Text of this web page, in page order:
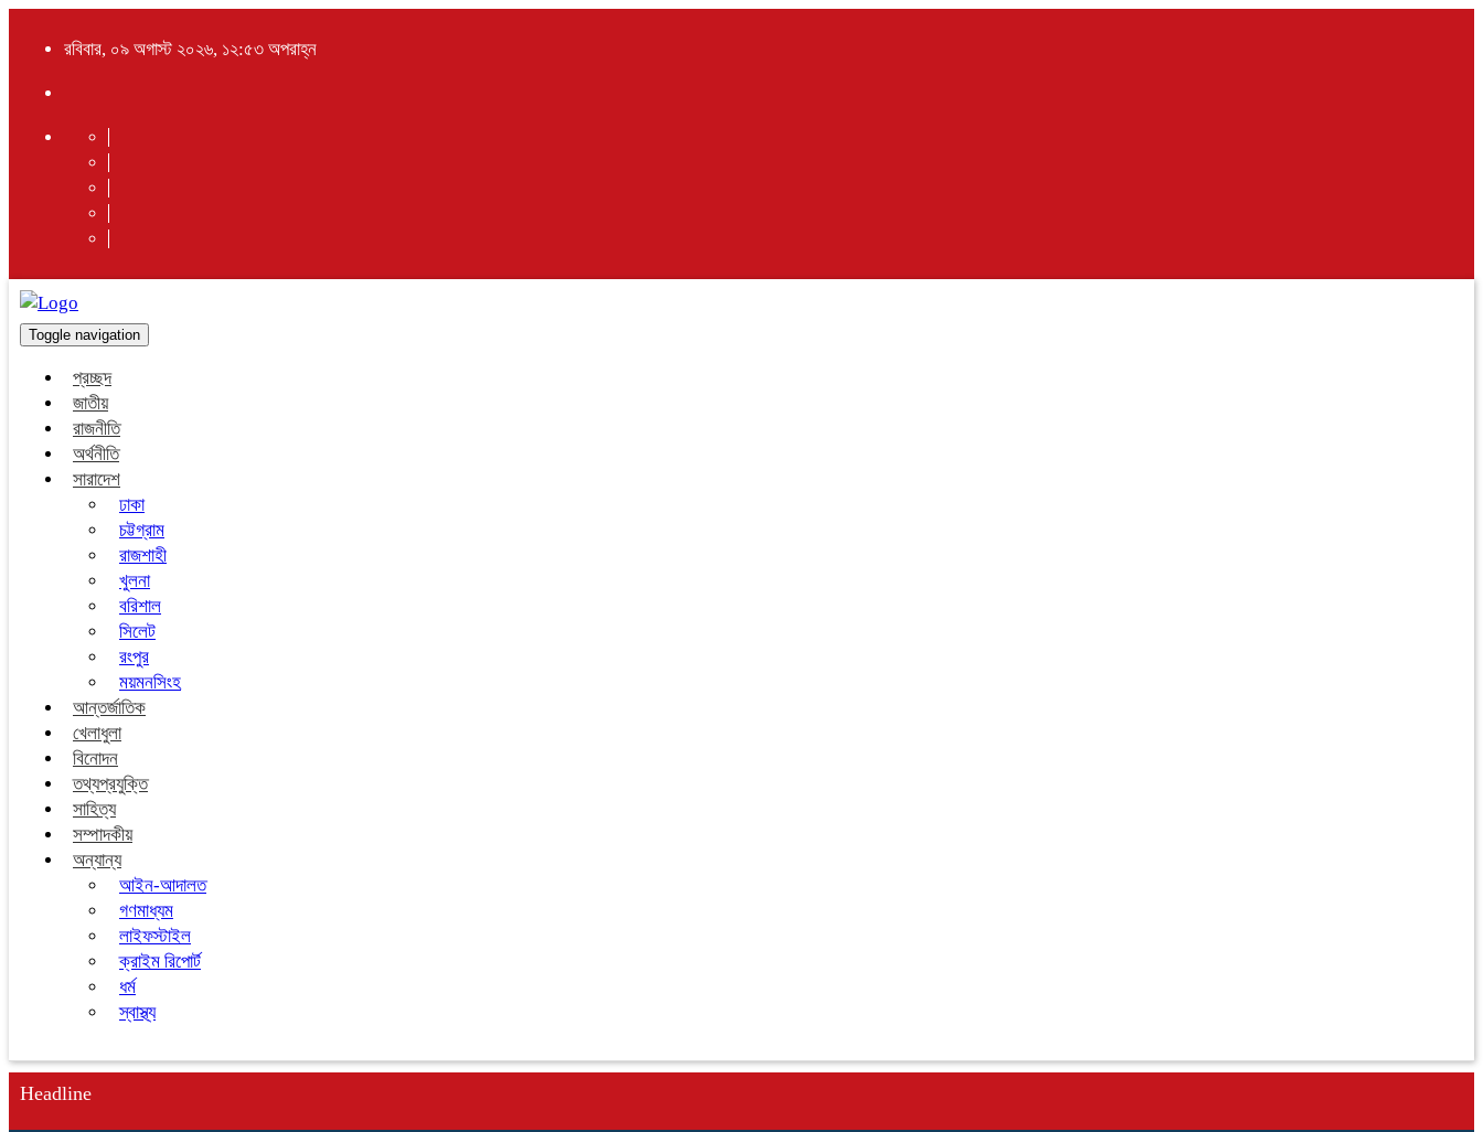
রবিবার, ০৯ অগাস্ট ২০২৬, ১২:৫৩ অপরাহ্ন
Toggle navigation
প্রচ্ছদ
জাতীয়
রাজনীতি
অর্থনীতি
সারাদেশ
ঢাকা
চট্টগ্রাম
রাজশাহী
খুলনা
বরিশাল
সিলেট
রংপুর
ময়মনসিংহ
আন্তর্জাতিক
খেলাধুলা
বিনোদন
তথ্যপ্রযুক্তি
সাহিত্য
সম্পাদকীয়
অন্যান্য
আইন-আদালত
গণমাধ্যম
লাইফস্টাইল
ক্রাইম রিপোর্ট
ধর্ম
স্বাস্থ্য
Headline